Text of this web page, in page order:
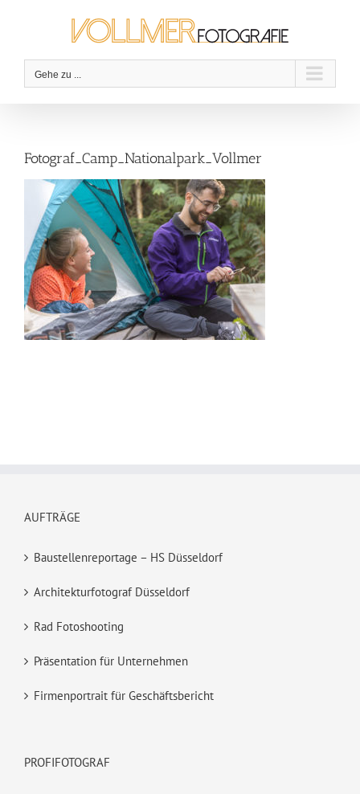
Gehe zu ...
Fotograf_Camp_Nationalpark_Vollmer
AUFTRÄGE
Baustellenreportage – HS Düsseldorf
Architekturfotograf Düsseldorf
Rad Fotoshooting
Präsentation für Unternehmen
Firmenportrait für Geschäftsbericht
PROFIFOTOGRAF